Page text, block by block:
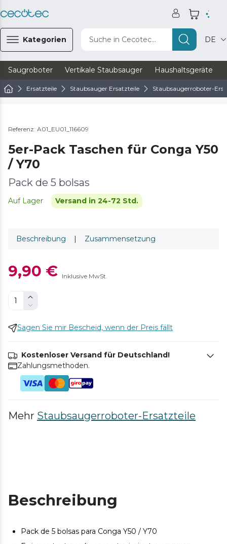
Kategorien Suche in Cecotec... DE
Saugroboter Vertikale Staubsauger Haushaltsgeräte
Ersatzteile Staubsauger Ersatzteile Staubsaugerroboter-
Referenz: A01_EU01_116609
5er-Pack Taschen für Conga Y50
/ Y70
Pack de 5 bolsas
Auf Lager Versand in 24-72 Std.
Beschreibung | Zusammensetzung
9,90 € Inklusive MwSt.
Sagen Sie mir Bescheid, wenn der Preis fällt
Kostenloser Versand für Deutschland!
Zahlungsmethoden.
Mehr Staubsaugerroboter-Ersatzteile
Beschreibung
Pack de 5 bolsas para Conga Y50 / Y70